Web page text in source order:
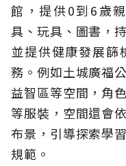
館，提供0到6歲
具、玩具、圖書，
並提供健康發展篩
務。例如土城廣福
益智區等空間，角
等服裝，空間還會
布景，引導探索學
規範。